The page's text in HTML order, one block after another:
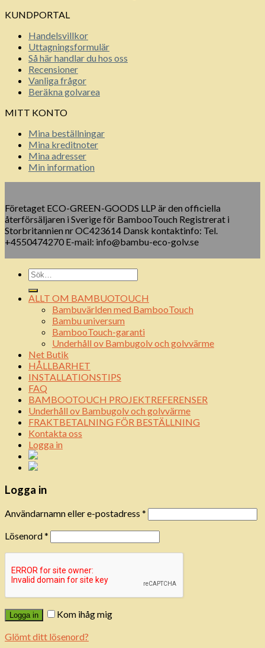
KUNDPORTAL
Handelsvillkor
Uttagningsformulär
Så här handlar du hos oss
Recensioner
Vanliga frågor
Beräkna golvarea
MITT KONTO
Mina beställningar
Mina kreditnoter
Mina adresser
Min information
Företaget ECO-GREEN-GOODS LLP är den officiella
återförsäljaren i Sverige för BambooTouch Registrerat i
Storbritannien nr OC423614 Dansk kontaktinfo: Tel.
+4550474270 E-mail: info@bambu-eco-golv.se
ALLT OM BAMBUOTOUCH
Bambuvärlden med BambooTouch
Bambu universum
BambooTouch-garanti
Underhåll ov Bambugolv och golvvärme
Net Butik
HÅLLBARHET
INSTALLATIONSTIPS
FAQ
BAMBOOTOUCH PROJEKTREFERENSER
Underhåll ov Bambugolv och golvvärme
FRAKTBETALNING FÖR BESTÄLLNING
Kontakta oss
Logga in
Logga in
Användarnamn eller e-postadress *
Lösenord*
Logga in
Kom ihåg mig
Glömt ditt lösenord?